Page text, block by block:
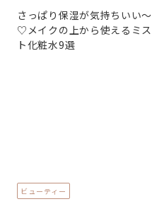
さっぱり保湿が気持ちいい〜
♡メイクの上から使えるミス
ト化粧水9選
ビューティー